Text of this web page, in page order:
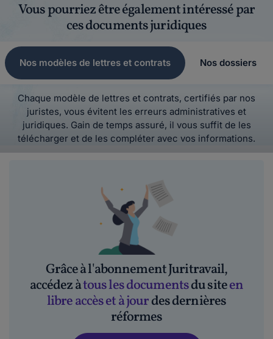
Vous pourriez être également intéressé par
ces documents juridiques
Nos modèles de lettres et contrats Nos dossiers
Chaque modèle de lettres et contrats, certifiés par nos
juristes, vous évitent les erreurs administratives et
juridiques. Gain de temps assuré, il vous suffit de les
télécharger et de les compléter avec vos informations.
Grâce à l'abonnement Juritravail,
accédez àtous les documentsdu siteen
libre accès et à jourdes dernières
réformes